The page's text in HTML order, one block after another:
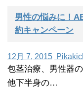
男性の悩みに！
約キャンペーン
12月 7, 2015
包茎治療、男性器
他下半身の…